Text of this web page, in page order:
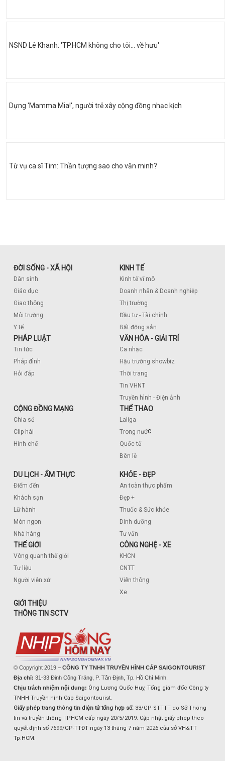
NSND Lê Khanh: 'TP.HCM không cho tôi… về hưu'
Dựng 'Mamma Mia!', người trẻ xây cộng đồng nhạc kịch
Từ vụ ca sĩ Tim: Thần tượng sao cho văn minh?
ĐỜI SỐNG - XÃ HỘI
Dân sinh
Giáo dục
Giao thông
Môi trường
Y tế
KINH TẾ
Kinh tế vĩ mô
Doanh nhân & Doanh nghiệp
Thị trường
Đầu tư - Tài chính
Bất động sản
PHÁP LUẬT
Tin tức
Pháp đình
Hỏi đáp
VĂN HÓA - GIẢI TRÍ
Ca nhạc
Hậu trường showbiz
Thời trang
Tin VHNT
Truyền hình - Điện ảnh
CỘNG ĐỒNG MẠNG
Chia sẻ
Clip hài
Hình chế
THỂ THAO
Laliga
Trong nước
Quốc tế
Bên lề
DU LỊCH - ẨM THỰC
Điểm đến
Khách sạn
Lữ hành
Món ngon
Nhà hàng
KHỎE - ĐẸP
An toàn thực phẩm
Đẹp +
Thuốc & Sức khỏe
Dinh dưỡng
Tư vấn
THẾ GIỚI
Vòng quanh thế giới
Tư liệu
Người viễn xứ
CÔNG NGHỆ - XE
KHCN
CNTT
Viễn thông
Xe
GIỚI THIỆU
THÔNG TIN SCTV
© Copyright 2019 – CÔNG TY TNHH TRUYỀN HÌNH CÁP SAIGONTOURIST
Địa chỉ: 31-33 Đinh Công Tráng, P. Tân Định, Tp. Hồ Chí Minh.
Chịu trách nhiệm nội dung: Ông Lương Quốc Huy, Tổng giám đốc Công ty
TNHH Truyền hình Cáp Saigontourist.
Giấy phép trang thông tin điện tử tổng hợp số: 33/GP-STTTT do Sở Thông
tin và truyền thông TPHCM cấp ngày 20/5/2019. Cập nhật giấy phép theo
quyết định số 7699/GP-TTĐT ngày 13 tháng 7 năm 2026 của sở VH&TT
Tp.HCM.